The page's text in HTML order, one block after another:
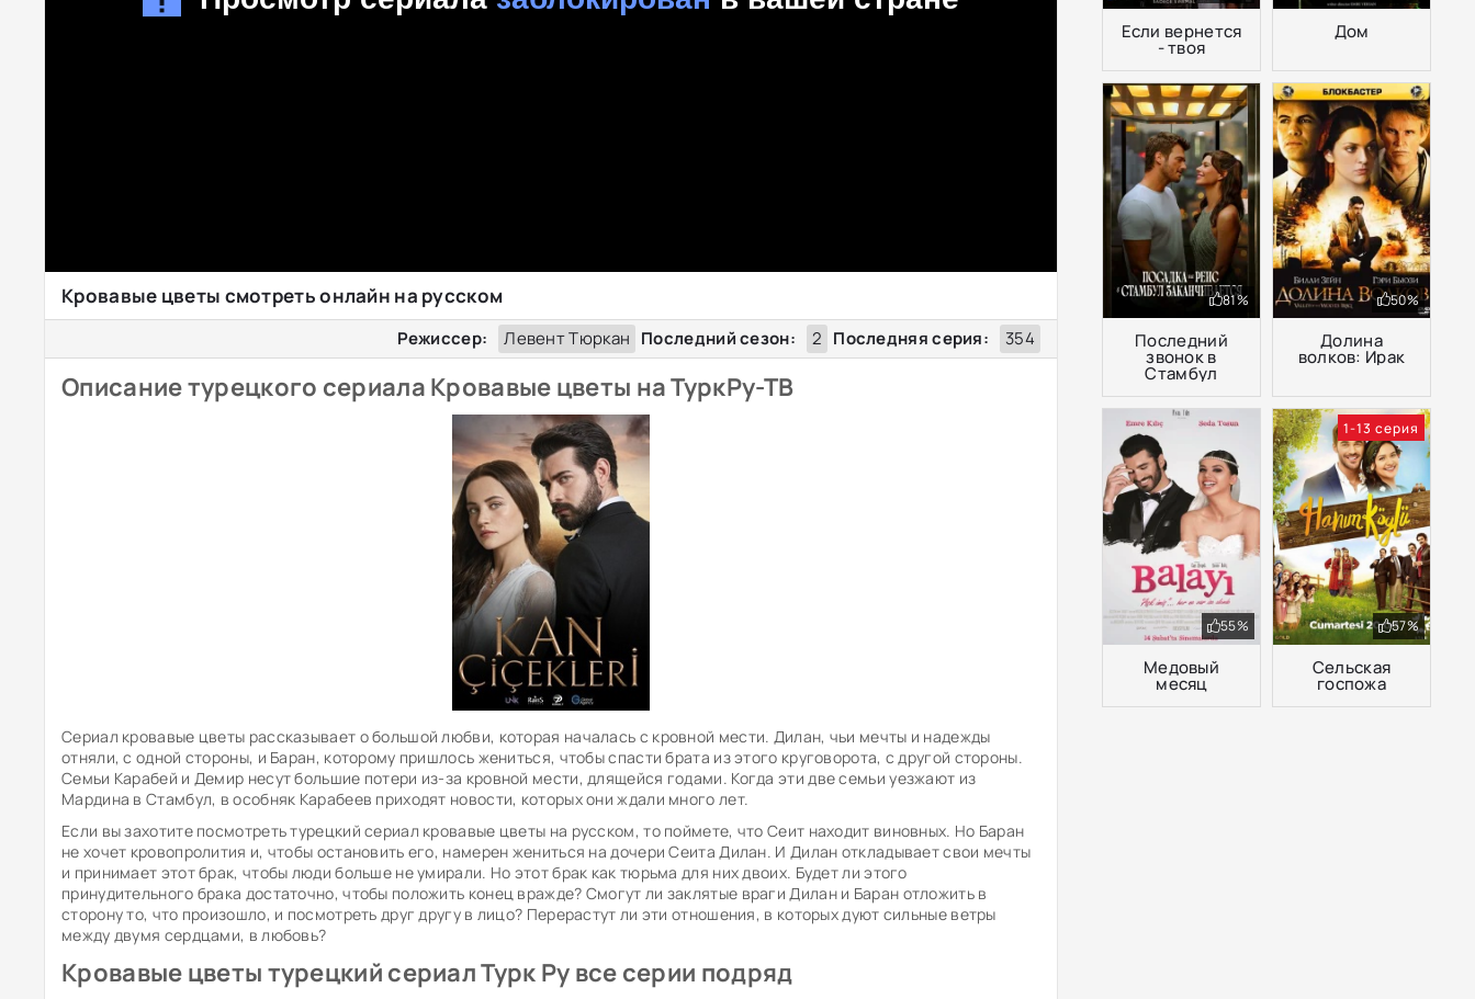
Кровавые цветы смотреть онлайн на русском
Режиссер: Левент Тюркан Последний сезон: 2 Последняя серия: 354
Описание турецкого сериала Кровавые цветы на ТуркРу-ТВ
Сериал кровавые цветы рассказывает о большой любви, которая началась с кровной мести. Дилан, чьи мечты и надежды
отняли, с одной стороны, и Баран, которому пришлось жениться, чтобы спасти брата из этого круговорота, с другой стороны.
Семьи Карабей и Демир несут большие потери из-за кровной мести, длящейся годами. Когда эти две семьи уезжают из
Мардина в Стамбул, в особняк Карабеев приходят новости, которых они ждали много лет.
Если вы захотите посмотреть турецкий сериал кровавые цветы на русском, то поймете, что Сеит находит виновных. Но Баран
не хочет кровопролития и, чтобы остановить его, намерен жениться на дочери Сеита Дилан. И Дилан откладывает свои мечты
и принимает этот брак, чтобы люди больше не умирали. Но этот брак как тюрьма для них двоих. Будет ли этого
принудительного брака достаточно, чтобы положить конец вражде? Смогут ли заклятые враги Дилан и Баран отложить в
сторону то, что произошло, и посмотреть друг другу в лицо? Перерастут ли эти отношения, в которых дуют сильные ветры
между двумя сердцами, в любовь?
Кровавые цветы турецкий сериал Турк Ру все серии подряд
Если вернется
- твоя
Дом
Последний
звонок в
Стамбул
81%
Долина
волков: Ирак
50%
Медовый
месяц
55%
Сельская
госпожа
57%
1-13 серия